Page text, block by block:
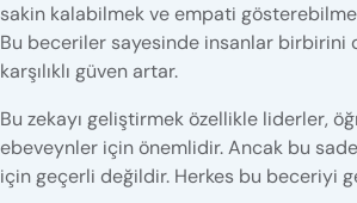
sakin kalabilmek ve empati
Bu beceriler sayesinde insanlar birbirini
karşılıklı güven artar.
Bu zekayı geliştirmek özellikle liderler,
ebeveynler için önemlidir. Ancak bu
için geçerli değildir. Herkes bu beceriyi